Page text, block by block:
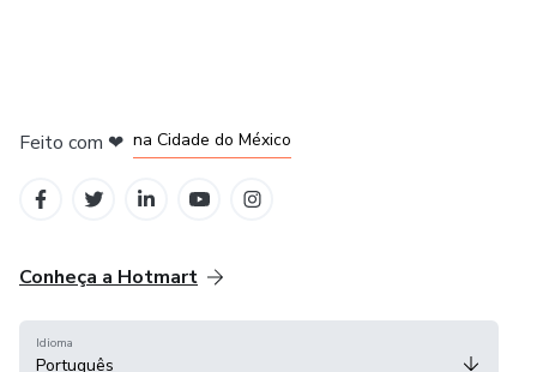
Feito com ❤ na Cidade do México
Conheça a Hotmart
Idioma
Português